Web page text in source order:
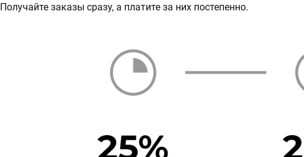
Получайте заказы сразу, а платите за них постепенно.